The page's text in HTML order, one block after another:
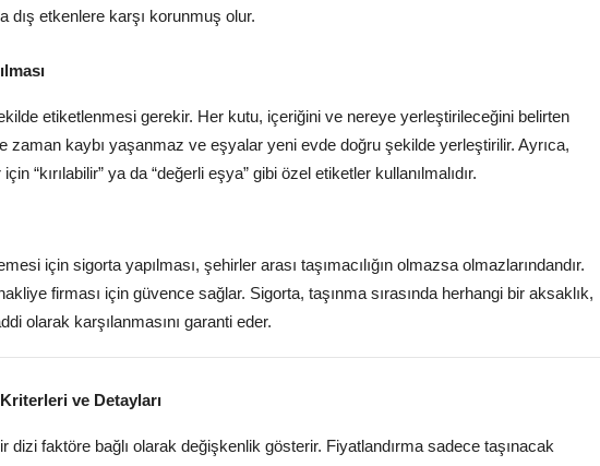
dış etkenlere karşı korunmuş olur.
etiketlenmesi gerekir. Her kutu, içeriğini ve nereye yerleştirileceğini belirten
zaman kaybı yaşanmaz ve eşyalar yeni evde doğru şekilde yerleştirilir. Ayrıca,
“kırılabilir” ya da “değerli eşya” gibi özel etiketler kullanılmalıdır.
için sigorta yapılması, şehirler arası taşımacılığın olmazsa olmazlarındandır.
firması için güvence sağlar. Sigorta, taşınma sırasında herhangi bir aksaklık,
olarak karşılanmasını garanti eder.
ve Detayları
dizi faktöre bağlı olarak değişkenlik gösterir. Fiyatlandırma sadece taşınacak